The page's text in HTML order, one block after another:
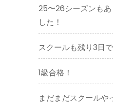
25〜26シーズンも
した！
スクールも残り3日で
1級合格！
まだまだスクールや